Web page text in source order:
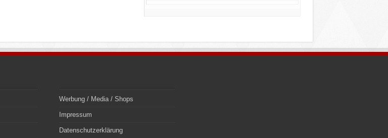
Werbung / Media / Shops
Impressum
Datenschutzerklärung